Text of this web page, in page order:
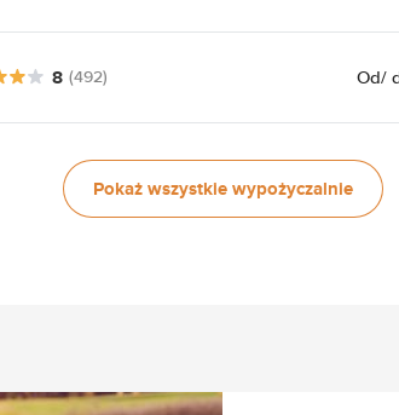
8 (492) Od/
Pokaż wszystkie wypożyczalnie